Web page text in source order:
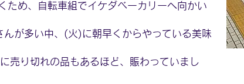
ため、自転車組でイケダベーカリーへ向かい
が多い中、(火)に朝早くからやっている美味
売り切れの品もあるほど、賑わっていまし